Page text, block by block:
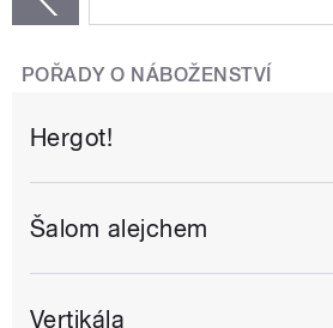
POŘADY O NÁBOŽENSTVÍ
Hergot!
Šalom alejchem
Vertikála